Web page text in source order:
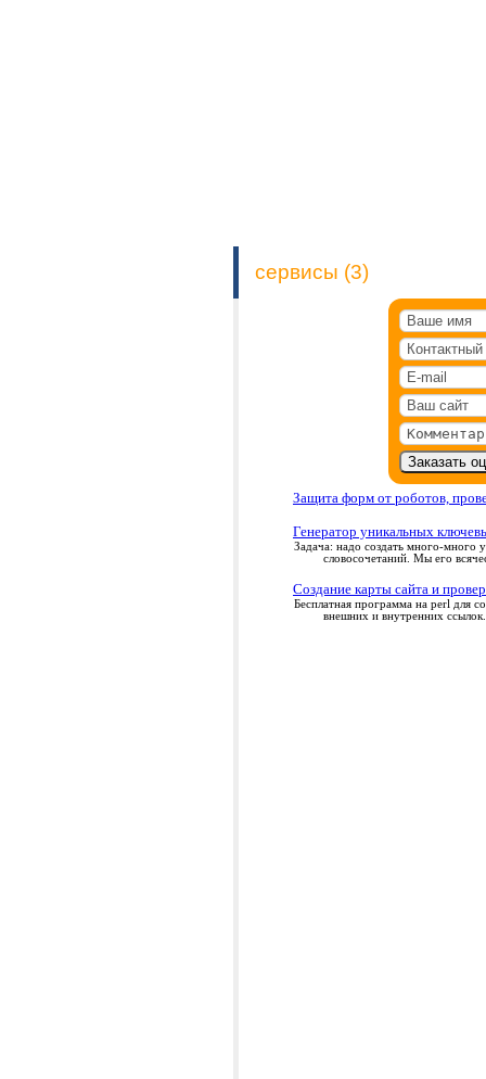
сервисы (3)
Защита форм от роботов,
Генератор уникальных
Задача: надо создать много-много
словосочетаний. Мы его
Создание карты сайта и
Бесплатная программа на perl для
внешних и внутренних ссылок.